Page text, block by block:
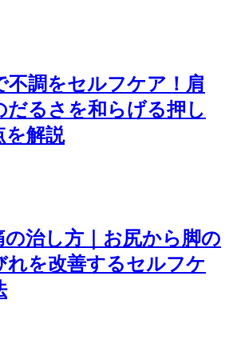
不調をセルフケア！肩
だるさを和らげる押し
を解説
の治し方｜お尻から脚の
れを改善するセルフケ